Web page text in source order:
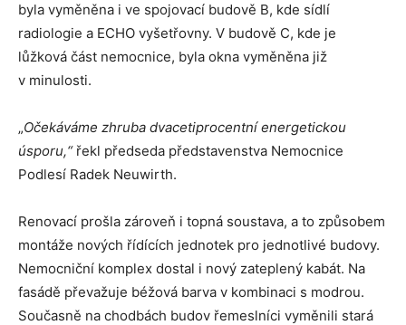
byla vyměněna i ve spojovací budově B, kde sídlí
radiologie a ECHO vyšetřovny. V budově C, kde je
lůžková část nemocnice, byla okna vyměněna již
v minulosti.
„Očekáváme zhruba dvacetiprocentní energetickou
úsporu,“řekl předseda představenstva Nemocnice
Podlesí Radek Neuwirth.
Renovací prošla zároveň i topná soustava, a to způsobem
montáže nových řídících jednotek pro jednotlivé budovy.
Nemocniční komplex dostal i nový zateplený kabát. Na
fasádě převažuje béžová barva v kombinaci s modrou.
Současně na chodbách budov řemeslníci vyměnili stará